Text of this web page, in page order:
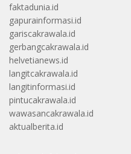
faktadunia.id
gapurainformasi.id
gariscakrawala.id
gerbangcakrawala.id
helvetianews.id
langitcakrawala.id
langitinformasi.id
pintucakrawala.id
wawasancakrawala.id
aktualberita.id